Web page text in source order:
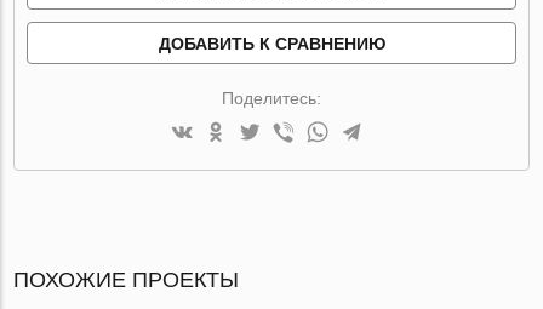
ДОБАВИТЬ К СРАВНЕНИЮ
Поделитесь:
ПОХОЖИЕ ПРОЕКТЫ